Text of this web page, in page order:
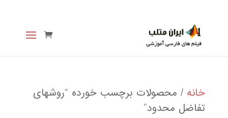
خانه / محصولات برچسب خورده “روشهای
تفاضل محدود”